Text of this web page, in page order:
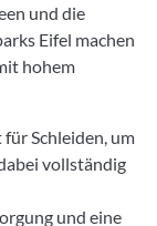
und die
Eifel machen
hohem
Schleiden, um
vollständig
und eine